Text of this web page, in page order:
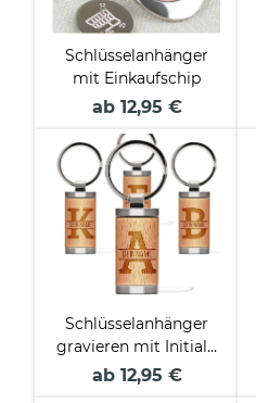
Schlüsselanhänger
mit Einkaufschip
ab 12,95 €
Schlüsselanhänger
gravieren mit Initiale
und Name -
ab 12,95 €